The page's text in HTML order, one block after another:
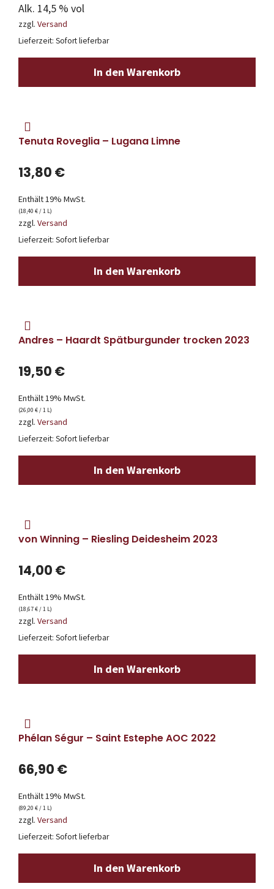
Alk. 14,5 % vol
zzgl. Versand
Lieferzeit: Sofort lieferbar
In den Warenkorb
Tenuta Roveglia – Lugana Limne
13,80 €
Enthält 19% MwSt.
(18,40 €/ 1 L)
zzgl. Versand
Lieferzeit: Sofort lieferbar
In den Warenkorb
Andres – Haardt Spätburgunder trocken 2023
19,50 €
Enthält 19% MwSt.
(26,00 €/ 1 L)
zzgl. Versand
Lieferzeit: Sofort lieferbar
In den Warenkorb
von Winning – Riesling Deidesheim 2023
14,00 €
Enthält 19% MwSt.
(18,67€/ 1 L)
zzgl. Versand
Lieferzeit: Sofort lieferbar
In den Warenkorb
Phélan Ségur – Saint Estephe AOC 2022
66,90 €
Enthält 19% MwSt.
(89,20 €/ 1 L)
zzgl. Versand
Lieferzeit: Sofort lieferbar
In den Warenkorb